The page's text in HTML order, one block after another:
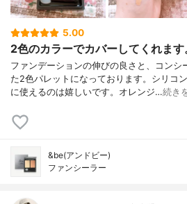
5.00
2色のカラーでカバーしてくれます
ファンデーションの伸びの良さと、コンシ
た2色パレットになっております。シリコ
に使えるのは嬉しいです。オレンジ…続き
&be(アンドビー)
ファンシーラー